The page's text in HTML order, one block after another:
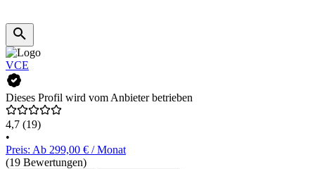
VCE
Dieses Profil wird vom Anbieter betrieben
4,7 (19)
•
Preis: Ab 299,00 € / Monat
(19 Bewertungen)